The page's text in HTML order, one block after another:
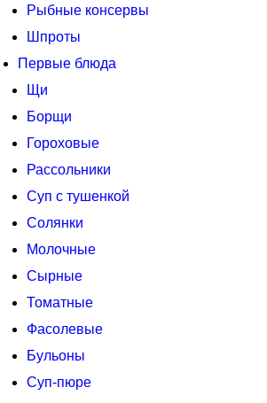
Рыбные консервы
Шпроты
Первые блюда
Щи
Борщи
Гороховые
Рассольники
Суп с тушенкой
Солянки
Молочные
Сырные
Томатные
Фасолевые
Бульоны
Суп-пюре